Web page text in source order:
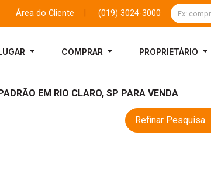
Área do Cliente (019) 3024-3000
COMPRAR PROPRIETÁRIO
EM RIO CLARO, SP PARA VENDA
Refinar Pesquisa